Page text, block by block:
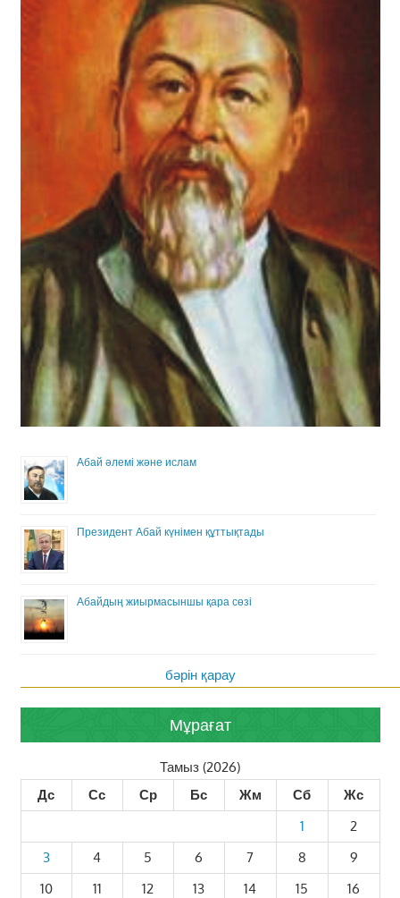
Абай әлемі және ислам
Президент Абай күнімен құттықтады
Абайдың жиырмасыншы қара сөзі
бәрін қарау
Мұрағат
Тамыз (2026)
Дс
Сс Ср Бс Жм Сб
Жс
1
2
3
4 5 6 7 8
9
10
11 12 13 14 15
16